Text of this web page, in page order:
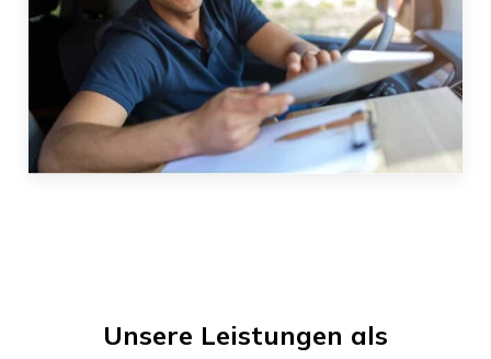
Unsere Leistungen als